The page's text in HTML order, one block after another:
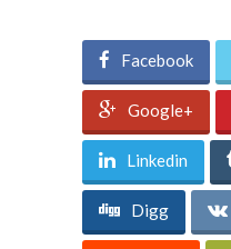
Facebook
Google+
Linkedin
Digg